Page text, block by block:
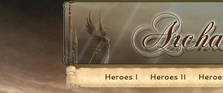
Heroes I Heroes II